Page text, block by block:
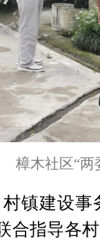
樟木社区“两
村镇建设
合指导各